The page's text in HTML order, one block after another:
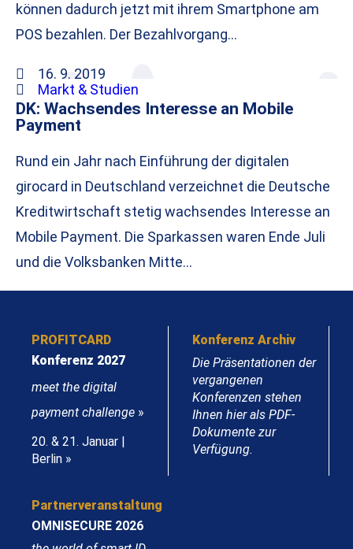
können dadurch jetzt mit ihrem Smartphone am
POS bezahlen. Der Bezahlvorgang…
16. 9. 2019
Markt & Studien
DK: Wachsendes Interesse an Mobile
Payment
Rund ein Jahr nach Einführung der digitalen
girocard in Deutschland verzeichnet die Deutsche
Kreditwirtschaft stetig wachsendes Interesse an
Mobile Payment. Die Sparkassen waren Ende Juli
und die Volksbanken Mitte…
PROFITCARD
Konferenz 2027
meet the digital
payment challenge »
20. & 21. Januar |
Berlin »
Konferenz Archiv
Die Präsentationen der
vergangenen
Konferenzen stehen
Ihnen hier als PDF-
Dokumente zur
Verfügung.
Partnerveranstaltung
OMNISECURE 2026